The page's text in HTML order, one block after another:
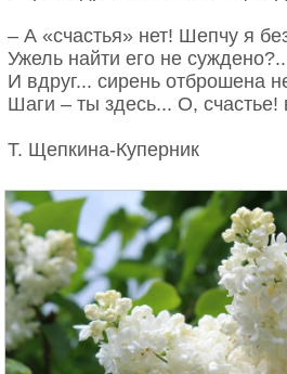
– А «счастья» нет! Шепчу я
Ужель найти его не суждено?..
И вдруг... сирень отброшена
Шаги – ты здесь... О, счастье!
Т. Щепкина-Куперник